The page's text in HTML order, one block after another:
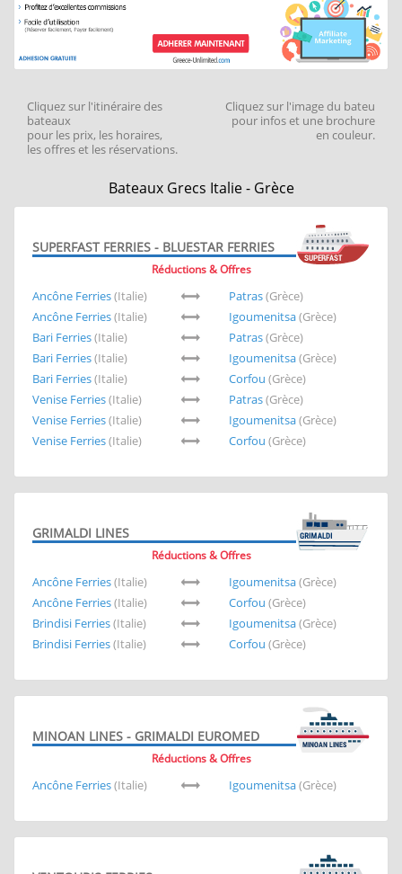
Cliquez sur l'itinéraire des
bateaux
pour les prix, les horaires,
les offres et les réservations.
Cliquez sur l'image du bateu
pour infos et une brochure
en couleur.
Bateaux Grecs Italie - Grèce
SUPERFAST FERRIES - BLUESTAR FERRIES
Réductions & Offres
Ancône Ferries(Italie) Patras(Grèce)
Ancône Ferries(Italie) Igoumenitsa(Grèce)
Bari Ferries(Italie) Patras(Grèce)
Bari Ferries(Italie) Igoumenitsa(Grèce)
Bari Ferries(Italie) Corfou (Grèce)
Venise Ferries(Italie) Patras(Grèce)
Venise Ferries(Italie) Igoumenitsa(Grèce)
Venise Ferries(Italie) Corfou (Grèce)
GRIMALDI LINES
Réductions & Offres
Ancône Ferries(Italie) Igoumenitsa(Grèce)
Ancône Ferries(Italie) Corfou (Grèce)
Brindisi Ferries(Italie) Igoumenitsa(Grèce)
Brindisi Ferries(Italie) Corfou (Grèce)
MINOAN LINES - GRIMALDI EUROMED
Réductions & Offres
Ancône Ferries(Italie) Igoumenitsa(Grèce)